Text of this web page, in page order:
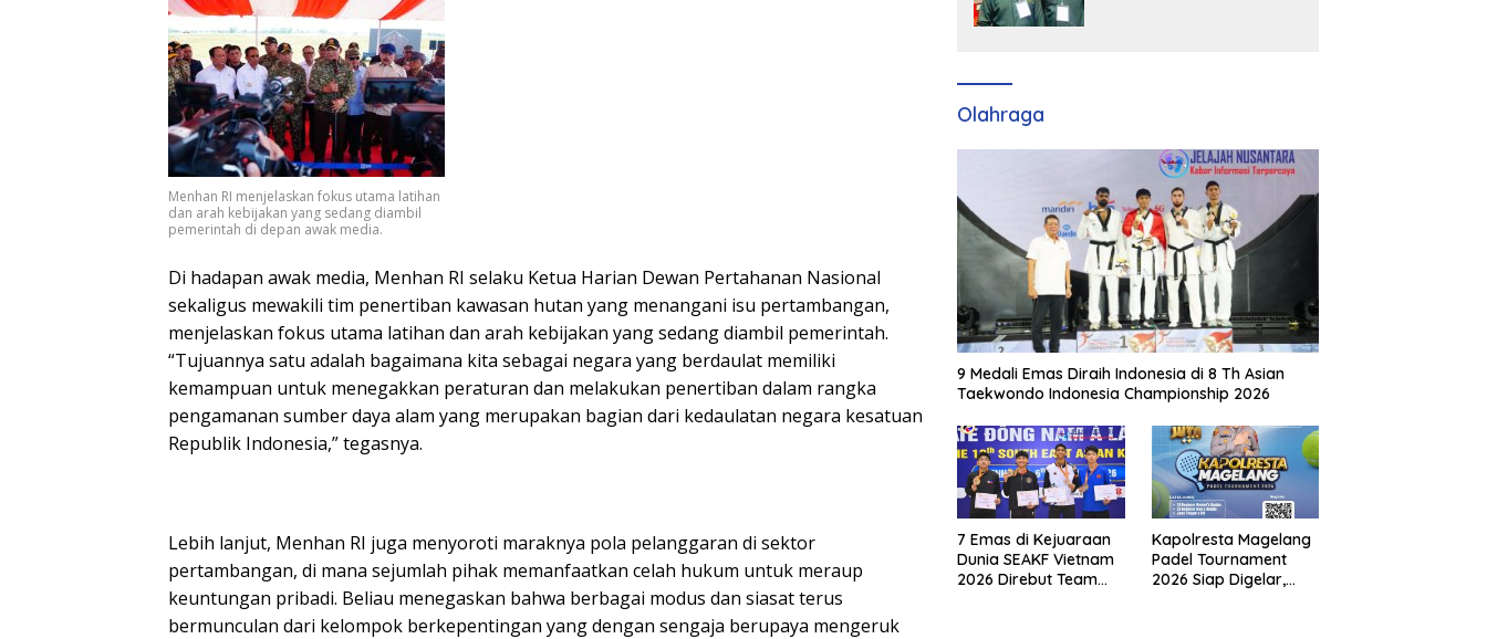
Menhan RI menjelaskan fokus utama latihan
dan arah kebijakan yang sedang diambil
pemerintah di depan awak media.
Di hadapan awak media, Menhan RI selaku Ketua Harian Dewan Pertahanan Nasional
sekaligus mewakili tim penertiban kawasan hutan yang menangani isu pertambangan,
menjelaskan fokus utama latihan dan arah kebijakan yang sedang diambil pemerintah.
“Tujuannya satu adalah bagaimana kita sebagai negara yang berdaulat memiliki
kemampuan untuk menegakkan peraturan dan melakukan penertiban dalam rangka
pengamanan sumber daya alam yang merupakan bagian dari kedaulatan negara kesatuan
Republik Indonesia,” tegasnya.
Lebih lanjut, Menhan RI juga menyoroti maraknya pola pelanggaran di sektor
pertambangan, di mana sejumlah pihak memanfaatkan celah hukum untuk meraup
keuntungan pribadi. Beliau menegaskan bahwa berbagai modus dan siasat terus
bermunculan dari kelompok berkepentingan yang dengan sengaja berupaya mengeruk
Olahraga
9 Medali Emas Diraih Indonesia di 8 Th Asian
Taekwondo Indonesia Championship 2026
7 Emas di Kejuaraan
Dunia SEAKF Vietnam
2026 Direbut Team
Kapolresta Magelang
Padel Tournament
2026 Siap Digelar,